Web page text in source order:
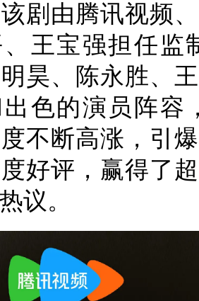
剧由腾讯视频
王宝强担任监
昊、陈永胜、
色的演员阵容
不断高涨，引
好评，赢得了
议。